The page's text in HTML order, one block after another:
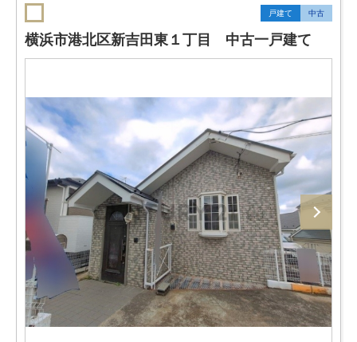
戸建て 中古
横浜市港北区新吉田東１丁目 中古一戸建て